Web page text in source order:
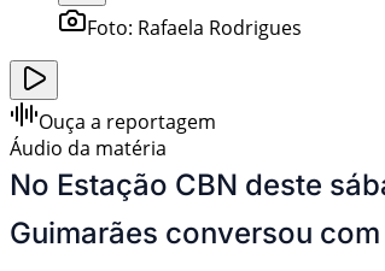
Foto: Rafaela Rodrigues
Ouça a reportagem
Áudio da matéria
No Estação CBN deste
Guimarães conversou